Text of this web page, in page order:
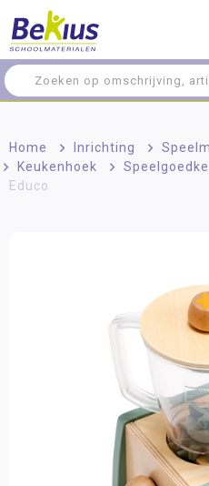
Home > Inrichting >
Keukenhoek
>
Educo